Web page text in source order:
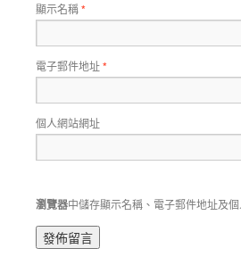
顯示名稱*
電子郵件地址*
個人網站網址
瀏覽器中儲存顯示名稱、電子郵件地址及